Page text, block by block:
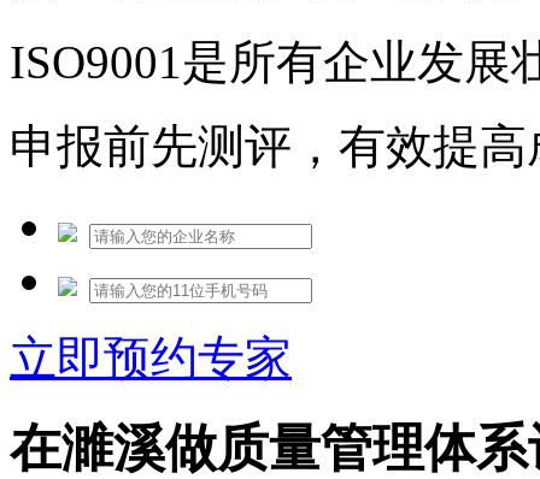
ISO9001是所有企业发展
申报前先测评，有效提
立即预约专家
在濉溪做质量管理体